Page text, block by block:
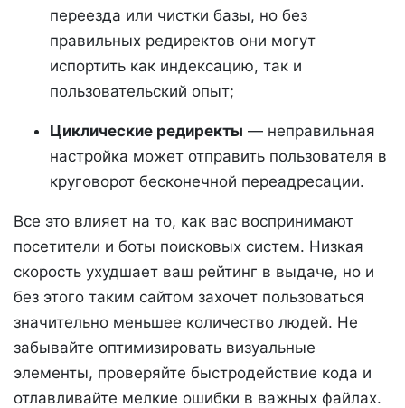
переезда или чистки базы, но без
правильных редиректов они могут
испортить как индексацию, так и
пользовательский опыт;
Циклические редиректы — неправильная
настройка может отправить пользователя в
круговорот бесконечной переадресации.
Все это влияет на то, как вас воспринимают
посетители и боты поисковых систем. Низкая
скорость ухудшает ваш рейтинг в выдаче, но и
без этого таким сайтом захочет пользоваться
значительно меньшее количество людей. Не
забывайте оптимизировать визуальные
элементы, проверяйте быстродействие кода и
отлавливайте мелкие ошибки в важных файлах.